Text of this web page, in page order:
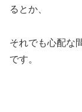
るとか、
それでも心配な
です。